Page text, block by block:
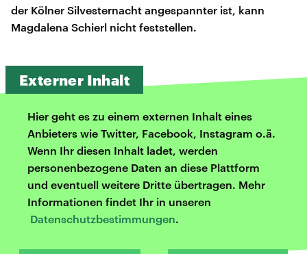
der Kölner Silvesternacht angespannter ist, kann
Magdalena Schierl nicht feststellen.
Externer Inhalt
Hier geht es zu einem externen Inhalt eines
Anbieters wie Twitter, Facebook, Instagram o.ä.
Wenn Ihr diesen Inhalt ladet, werden
personenbezogene Daten an diese Plattform
und eventuell weitere Dritte übertragen. Mehr
Informationen findet Ihr in unseren
Datenschutzbestimmungen.